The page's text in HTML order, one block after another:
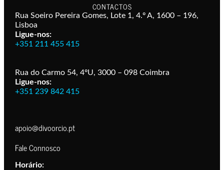
CONTACTOS
Rua Soeiro Pereira Gomes, Lote 1, 4.º A, 1600 – 196,
Lisboa
Ligue-nos:
+351 211 455 415
Rua do Carmo 54, 4ºU, 3000 – 098 Coimbra
Ligue-nos:
+351 239 842 415
apoio@divoorcio.pt
Fale Connosco
Horário: